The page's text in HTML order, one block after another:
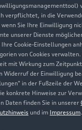
verpflichtet, in die
Sie Ihre Einwilligung
unserer Dienste
Ihre Cookie-Einstellungen
von Cookies verwalten.
mit Wirkung zum
Widerruf der Einwilligung
in der Fußzeile der
konkrete Hinweise zur
Daten finden Sie in unserer
und im Impressum.